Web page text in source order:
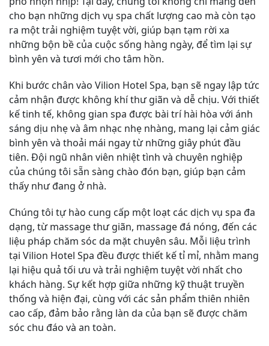
cho bạn những dịch vụ spa chất lượng cao mà còn tạo
ra một trải nghiệm tuyệt vời, giúp bạn tạm rời xa
những bộn bề của cuộc sống hàng ngày, để tìm lại sự
bình yên và tươi mới cho tâm hồn.
Khi bước chân vào Vilion Hotel Spa, bạn sẽ ngay lập tức
cảm nhận được không khí thư giãn và dễ chịu. Với thiết
kế tinh tế, không gian spa được bài trí hài hòa với ánh
sáng dịu nhẹ và âm nhạc nhẹ nhàng, mang lại cảm giác
bình yên và thoải mái ngay từ những giây phút đầu
tiên. Đội ngũ nhân viên nhiệt tình và chuyên nghiệp
của chúng tôi sẵn sàng chào đón bạn, giúp bạn cảm
thấy như đang ở nhà.
Chúng tôi tự hào cung cấp một loạt các dịch vụ spa đa
dạng, từ massage thư giãn, massage đá nóng, đến các
liệu pháp chăm sóc da mặt chuyên sâu. Mỗi liệu trình
tại Vilion Hotel Spa đều được thiết kế tỉ mỉ, nhằm mang
lại hiệu quả tối ưu và trải nghiệm tuyệt vời nhất cho
khách hàng. Sự kết hợp giữa những kỹ thuật truyền
thống và hiện đại, cùng với các sản phẩm thiên nhiên
cao cấp, đảm bảo rằng làn da của bạn sẽ được chăm
sóc chu đáo và an toàn.